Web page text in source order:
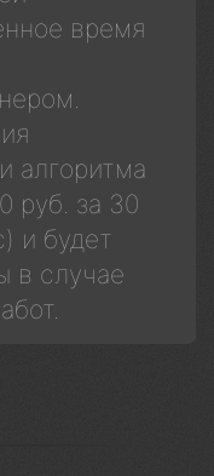
время
алгоритма
руб. за 30
и будет
в случае